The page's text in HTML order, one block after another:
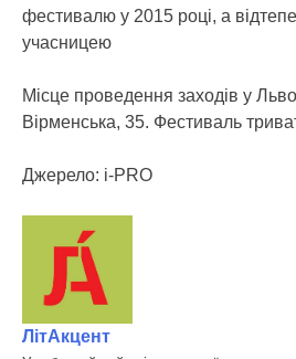
фестивалю у 2015 році, а
учасницею
Місце проведення заходів у
Вірменська, 35. Фестиваль
Джерело: i-PRO
ЛітАкцент